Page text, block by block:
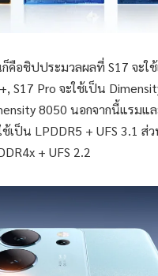
คือชิปประมวลผลที่ S17 จะใ
S17 Pro จะใช้เป็น
8050 นอกจากนี้แรมแ
ช้เป็น LPDDR5 + UFS 3.1 ส่
+ UFS 2.2